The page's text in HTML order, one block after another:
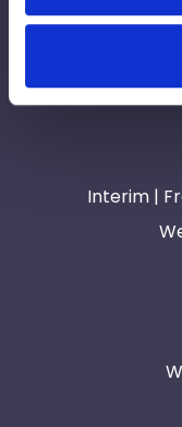
professionals
Interim |